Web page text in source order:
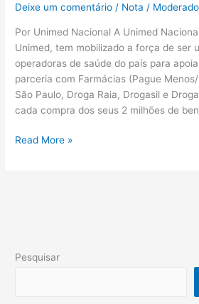
Deixe um comentário / Nota /
Por Unimed Nacional A Unimed
Unimed, tem mobilizado a força de ser
operadoras de saúde do país para
parceria com Farmácias (Pague
São Paulo, Droga Raia, Drogasil e
cada compra dos seus 2 milhões de
Read More »
Pesquisar